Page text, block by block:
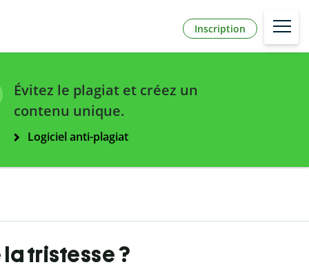
Inscription
Évitez le plagiat et créez un
contenu unique.
Logiciel anti-plagiat
tristesse ?